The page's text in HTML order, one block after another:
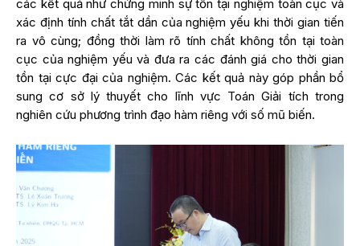
các kết quả như chứng minh sự tồn tại nghiệm toàn cục và
xác định tính chất tắt dần của nghiệm yếu khi thời gian tiến
ra vô cùng; đồng thời làm rõ tính chất không tồn tại toàn
cục của nghiệm yếu và đưa ra các đánh giá cho thời gian
tồn tại cực đại của nghiệm. Các kết quả này góp phần bổ
sung cơ sở lý thuyết cho lĩnh vực Toán Giải tích trong
nghiên cứu phương trình đạo hàm riêng với số mũ biến.